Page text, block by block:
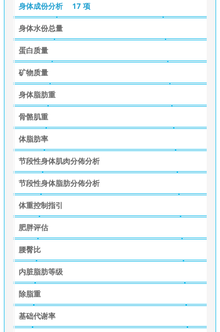
身体成份分析 17 项
身体水份总量
蛋白质量
矿物质量
身体脂肪重
骨骼肌重
体脂肪率
节段性身体肌肉分佈分析
节段性身体脂肪分佈分析
体重控制指引
肥胖评估
腰臀比
内脏脂肪等级
除脂重
基础代谢率